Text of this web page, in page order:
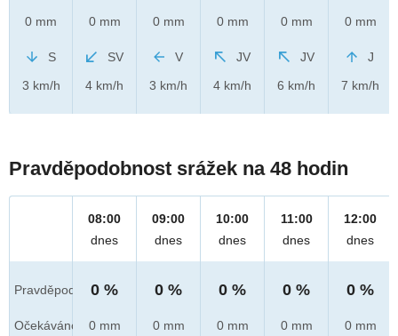
0 mm
S
3 km/h
0 mm
SV
4 km/h
0 mm
V
3 km/h
0 mm
JV
4 km/h
0 mm
JV
6 km/h
0 mm
J
7 km/h
Pravděpodobnost srážek na 48 hodin
Pravděpod.
Očekáváno
08:00
dnes
0 %
0 mm
09:00
dnes
0 %
0 mm
10:00
dnes
0 %
0 mm
11:00
dnes
0 %
0 mm
12:00
dnes
0 %
0 mm